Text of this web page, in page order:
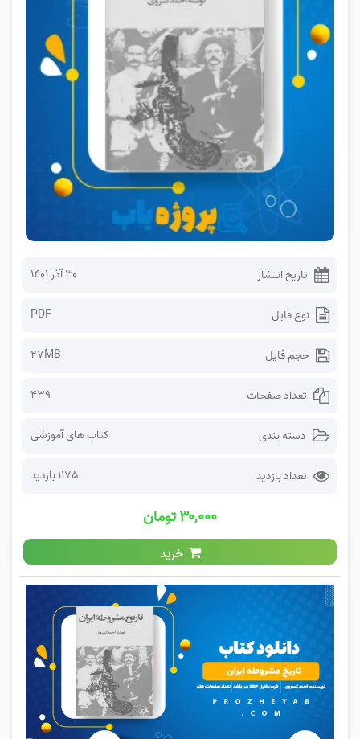
تاریخ انتشار ۳۰ آذر ۱۴۰۱
نوع فایل PDF
حجم فایل 27MB
تعداد صفحات 439
دسته بندی کتاب های آموزشی
تعداد بازدید 1175 بازدید
۳۰,۰۰۰ تومان
خرید